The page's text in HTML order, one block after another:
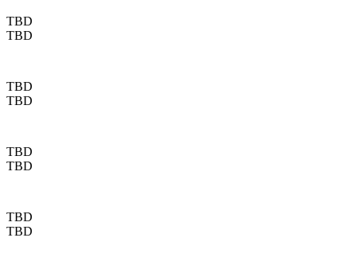
TBD
TBD
TBD
TBD
TBD
TBD
TBD
TBD